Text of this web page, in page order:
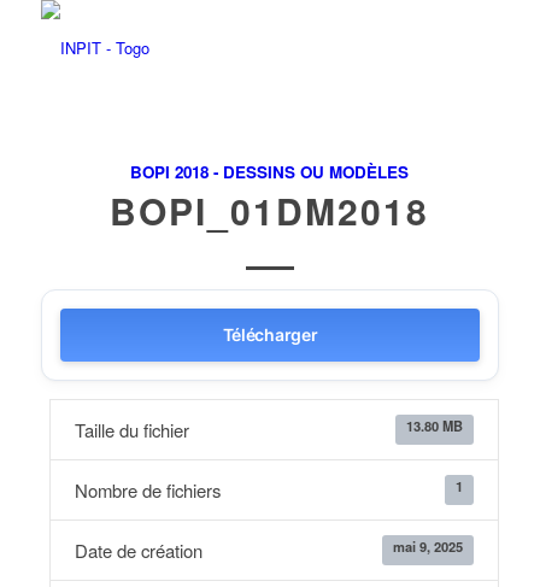
BOPI 2018 - DESSINS OU MODÈLES
BOPI_01DM2018
Télécharger
Taille du fichier 13.80 MB
Nombre de fichiers 1
Date de création mai 9, 2025